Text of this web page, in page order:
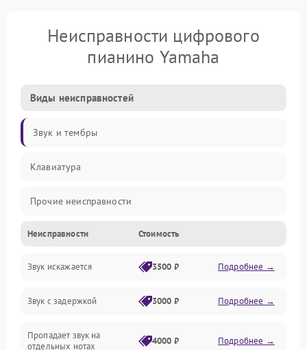
Неисправности цифрового
пианино Yamaha
Виды неисправностей
Звук и тембры
Клавиатура
Прочие неисправности
Включение и работа
Управление и электроника
Подключения и интерфейсы
Педали и стойка
Неисправности Стоимость
Звук искажается 3500 ₽ Подробнее →
Звук с задержкой 3000 ₽ Подробнее →
Пропадает звук на
отдельных нотах
4000 ₽ Подробнее →